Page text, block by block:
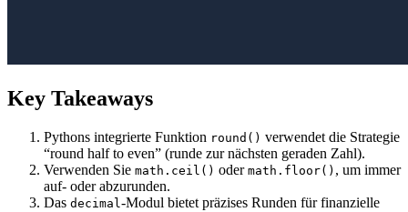
Key Takeaways
Pythons integrierte Funktion round() verwendet die Strategie
“round half to even” (runde zur nächsten geraden Zahl).
Verwenden Sie math.ceil() oder math.floor() , um immer
auf- oder abzurunden.
Das decimal-Modul bietet präzises Runden für finanzielle